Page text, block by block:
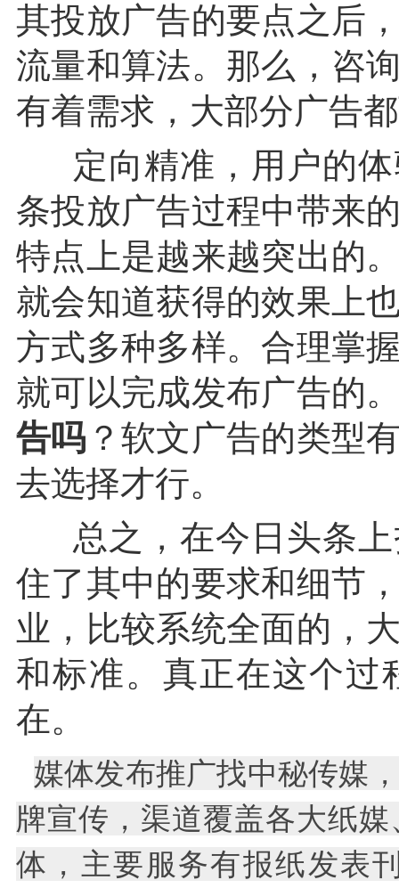
其投放广告的要点之后
流量和算法。那么，咨
有着需求，大部分广告
定向精准，用户的体
条投放广告过程中带来
特点上是越来越突出的
就会知道获得的效果上
方式多种多样。合理掌
就可以完成发布广告的
告吗 ？软文广告的类型
去选择才行。
总之，在今日头条上
住了其中的要求和细节
业，比较系统全面的，
和标准。真正在这个过
在。
媒体发布推广找中秘传媒
牌宣传，渠道覆盖各大纸
体，主要服务有报纸发表